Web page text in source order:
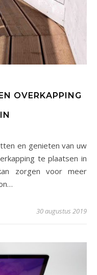
OVERKAPPING
te plaatsen in
zorgen voor meer
30 augustus 2019